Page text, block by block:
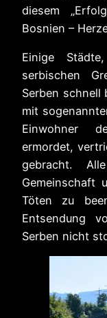
diesem
Bosnien –
Einige
serbischen
Serben schnell
mit
Einwohner
ermordet,
gebracht.
Gemeinschaft
Töten zu
Entsendung
Serben nicht